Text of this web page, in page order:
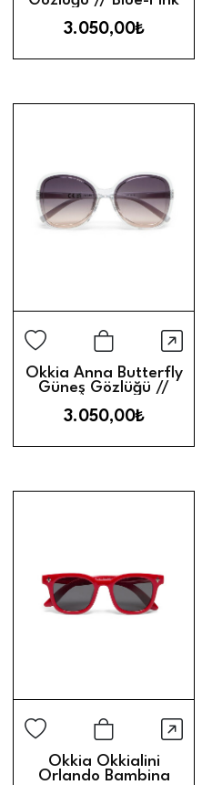
3.050,00₺
Sepete
Okkia Anna Butterfly
Güneş Gözlüğü //
3.050,00₺
Sepete
Okkia Okkialini
Orlando Bambina